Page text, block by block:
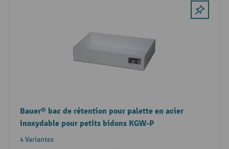
Bauer® bac de rétention pour palette en acier
inoxydable pour petits bidons KGW-P
4 Variantes